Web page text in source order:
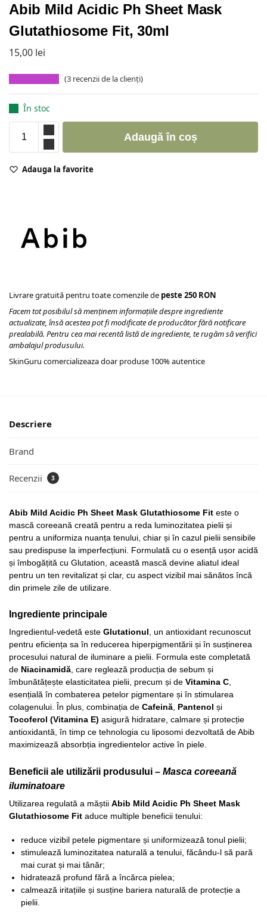
Abib Mild Acidic Ph Sheet Mask
Glutathiosome Fit, 30ml
15,00 lei
(3 recenzii de la clienți)
În stoc
Adaugă în coș
Adauga la favorite
Livrare gratuită pentru toate comenzile de peste 250 RON
Facem tot posibilul să menținem informațiile despre ingrediente
actualizate, însă acestea pot fi modificate de producător fără notificare
prealabilă. Pentru cea mai recentă listă de ingrediente, te rugăm să verifici
ambalajul produsului.
SkinGuru comercializeaza doar produse 100% autentice
Descriere
Brand
Recenzii 3
Abib Mild Acidic Ph Sheet Mask Glutathiosome Fit este o
mască coreeană creată pentru a reda luminozitatea pielii și
pentru a uniformiza nuanța tenului, chiar și în cazul pielii sensibile
sau predispuse la imperfecțiuni. Formulată cu o esență ușor acidă
și îmbogățită cu Glutation, această mască devine aliatul ideal
pentru un ten revitalizat și clar, cu aspect vizibil mai sănătos încă
din primele zile de utilizare.
Ingrediente principale
Ingredientul-vedetă este Glutationul, un antioxidant recunoscut
pentru eficiența sa în reducerea hiperpigmentării și în susținerea
procesului natural de iluminare a pielii. Formula este completată
de Niacinamidă, care reglează producția de sebum și
îmbunătățește elasticitatea pielii, precum și de Vitamina C,
esențială în combaterea petelor pigmentare și în stimularea
colagenului. În plus, combinația de Cafeină, Pantenol și
Tocoferol (Vitamina E) asigură hidratare, calmare și protecție
antioxidantă, în timp ce tehnologia cu liposomi dezvoltată de Abib
maximizează absorbția ingredientelor active în piele.
Beneficii ale utilizării produsului – Masca coreeană
iluminatoare
Utilizarea regulată a măștii Abib Mild Acidic Ph Sheet Mask
Glutathiosome Fit aduce multiple beneficii tenului:
reduce vizibil petele pigmentare și uniformizează tonul pielii;
stimulează luminozitatea naturală a tenului, făcându-l să pară
mai curat și mai tânăr;
hidratează profund fără a încărca pielea;
calmează iritațiile și susține bariera naturală de protecție a
pielii.